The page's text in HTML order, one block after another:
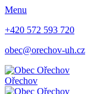
Menu
+420 572 593 720
obec@orechov-uh.cz
Ořechov